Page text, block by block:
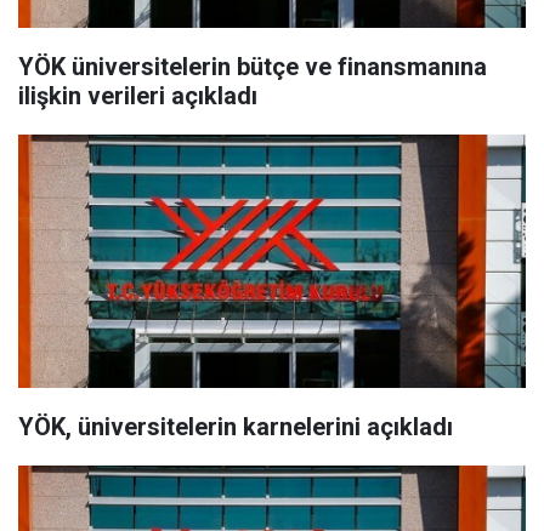
YÖK üniversitelerin bütçe ve finansmanına
ilişkin verileri açıkladı
YÖK, üniversitelerin karnelerini açıkladı